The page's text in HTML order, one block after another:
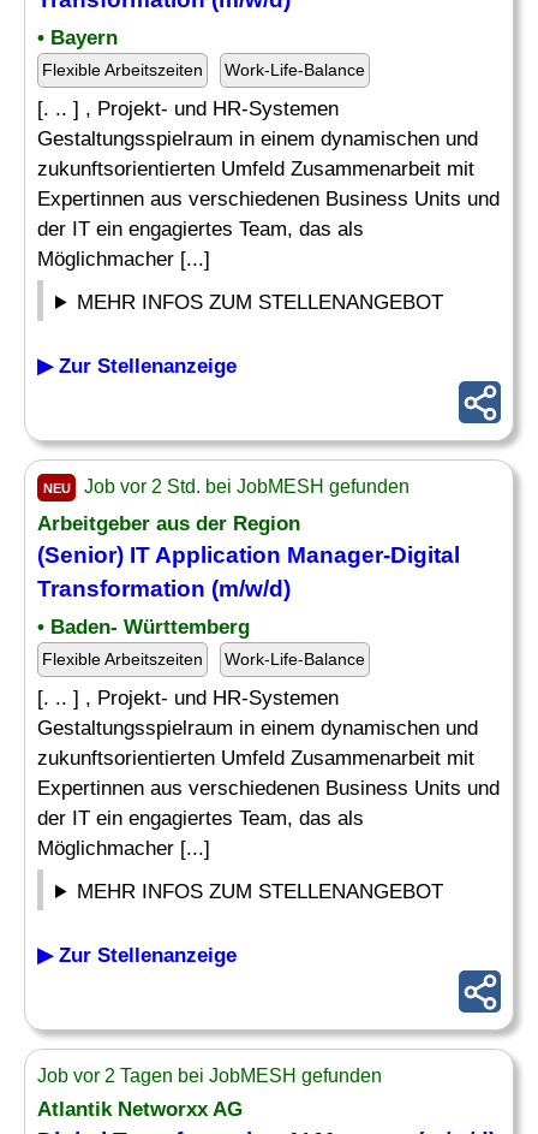
• Bayern
Flexible Arbeitszeiten Work-Life-Balance
[. .. ] , Projekt- und HR-Systemen
Gestaltungsspielraum in einem dynamischen und
zukunftsorientierten Umfeld Zusammenarbeit mit
Expertinnen aus verschiedenen Business Units und
der IT ein engagiertes Team, das als
Möglichmacher [...]
MEHR INFOS ZUM STELLENANGEBOT
▶ Zur Stellenanzeige
NEU Job vor 2 Std. bei JobMESH gefunden
Arbeitgeber aus der Region
(Senior) IT Application Manager-Digital
Transformation (m/w/d)
• Baden- Württemberg
Flexible Arbeitszeiten Work-Life-Balance
[. .. ] , Projekt- und HR-Systemen
Gestaltungsspielraum in einem dynamischen und
zukunftsorientierten Umfeld Zusammenarbeit mit
Expertinnen aus verschiedenen Business Units und
der IT ein engagiertes Team, das als
Möglichmacher [...]
MEHR INFOS ZUM STELLENANGEBOT
▶ Zur Stellenanzeige
Job vor 2 Tagen bei JobMESH gefunden
Atlantik Networxx AG